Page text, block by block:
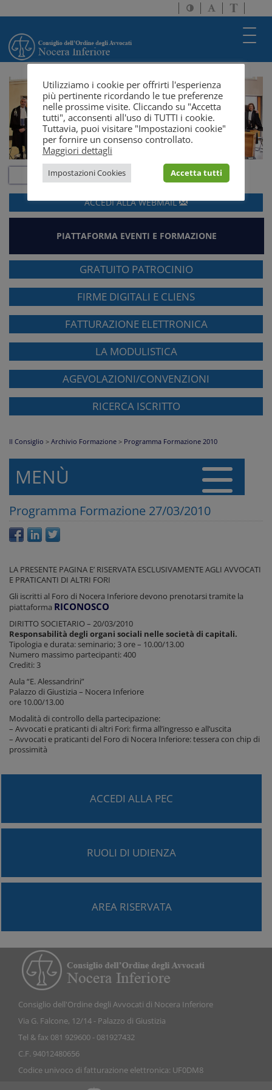
Attiva/disattiva
alto
Attiva/
dimensione
a
solo
ACCEDI ALLAWEBMAIL
PIATTAFORMA EVENTI E FORMAZIONE
GRATUITO PATROCINIO
FIRME DIGITALI E CLIENS
FATTURAZIONE ELETTRONICA
LA MODULISTICA
AGEVOLAZIONI/CONVENZIONI
RICERCA ISCRITTO
Il Consiglio > Archivio Formazione > Programma Formazione 2010
MENÙ
Programma Formazione 27/03/2010
LA PRESENTE PAGINA E’ RISERVATA ESCLUSIVAMENTE AGLI AVVOCATI
E PRATICANTI DI ALTRI FORI
Gli iscritti al Foro di Nocera Inferiore devono prenotarsi tramite la
piattaforma RICONOSCO
DIRITTO SOCIETARIO – 20/03/2010
Responsabilità degli organi sociali nelle società di capitali.
Tipologia e durata: seminario; 3 ore – 10.00/13.00
Numero massimo partecipanti: 400
Crediti: 3
Aula “E. Alessandrini”
Palazzo di Giustizia – Nocera Inferiore
ore 10.00/13.00
Modalità di controllo della partecipazione:
– Avvocati e praticanti di altri Fori: firma all’ingresso e all’uscita
– Avvocati e praticanti del Foro di Nocera Inferiore: tessera con chip di
prossimità
ACCEDI ALLA PEC
RUOLI DI UDIENZA
AREA RISERVATA
Consiglio dell'Ordine degli Avvocati di Nocera Inferiore
Via G. Falcone, 12/14 - Palazzo di Giustizia
Tel & fax 081 929600 - 081927432
C.F. 94012480656
Codice univoco di fatturazione elettronica: UF0DM8
Utilizziamo i cookie per offrirti l'esperienza
più pertinente ricordando le tue preferenze
nelle prossime visite. Cliccando su "Accetta
tutti", acconsenti all'uso di TUTTI i cookie.
Tuttavia, puoi visitare "Impostazioni cookie"
per fornire un consenso controllato.
Maggiori dettagli
Impostazioni Cookies Accetta tutti